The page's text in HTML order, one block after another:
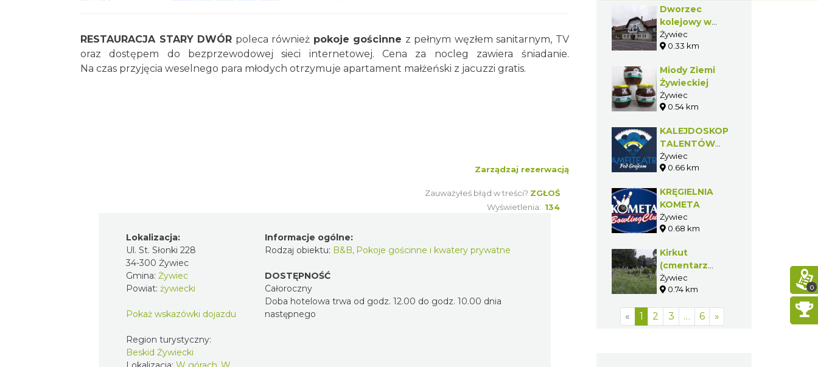
RESTAURACJA STARY DWÓR poleca również pokoje gościnne z pełnym węzłem sanitarnym, TV
oraz dostępem do bezprzewodowej sieci internetowej. Cena za nocleg zawiera śniadanie.
Na czas przyjęcia weselnego para młodych otrzymuje apartament małżeński z jacuzzi gratis.
Zarządzaj rezerwacją
Zauważyłeś błąd w treści? ZGŁOŚ
Wyświetlenia: 134
Lokalizacja:
Ul. St. Słonki 228
34-300 Żywiec
Gmina: Żywiec
Powiat: żywiecki
Pokaż wskazówki dojazdu
Region turystyczny:
Beskid Żywiecki
Informacje ogólne:
Rodzaj obiektu: B&B, Pokoje gościnne i kwatery prywatne
DOSTĘPNOŚĆ
Całoroczny
Doba hotelowa trwa od godz. 12.00 do godz. 10.00 dnia
następnego
Dworzec
kolejowy w
Żywcu
Żywiec
0.33 km
Miody Ziemi
Żywieckiej
Żywiec
0.54 km
KALEJDOSKOP
TALENTÓW
2015
Żywiec
0.66 km
KRĘGIELNIA
KOMETA
Żywiec
0.68 km
Kirkut
(cmentarz
żydowski) na
Zabłociu w
Żywiec
0.74 km
« 1 2 3 … 6 »
0